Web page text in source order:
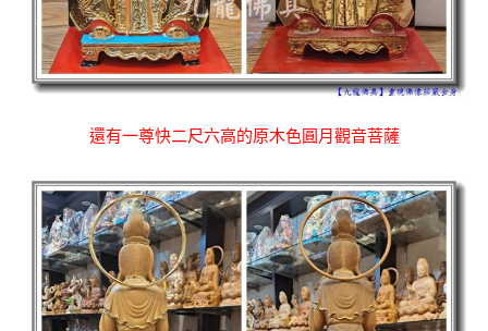
還有一尊快二尺六高的原木色圓月觀音菩薩